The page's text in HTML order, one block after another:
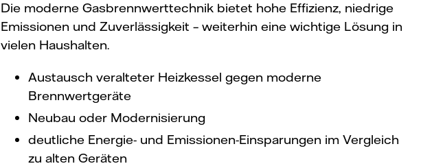
Die moderne Gasbrennwerttechnik bietet hohe Effizienz, niedrige
Emissionen und Zuverlässigkeit – weiterhin eine wichtige Lösung in
vielen Haushalten.
Austausch veralteter Heizkessel gegen moderne
Brennwertgeräte
Neubau oder Modernisierung
deutliche Energie- und Emissionen-Einsparungen im Vergleich
zu alten Geräten